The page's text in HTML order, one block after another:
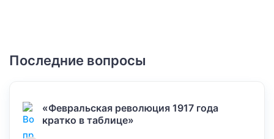
Последние вопросы
«Февральская революция 1917 года
кратко в таблице»